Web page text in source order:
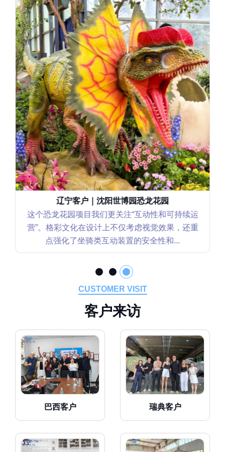
辽宁客户｜沈阳世博园恐龙花园
这个恐龙花园项目我们更关注“互动性和可持续运
营”。格彩文化在设计上不仅考虑视觉效果，还重
点强化了坐骑类互动装置的安全性和...
CUSTOMER VISIT
客户来访
巴西客户 瑞典客户